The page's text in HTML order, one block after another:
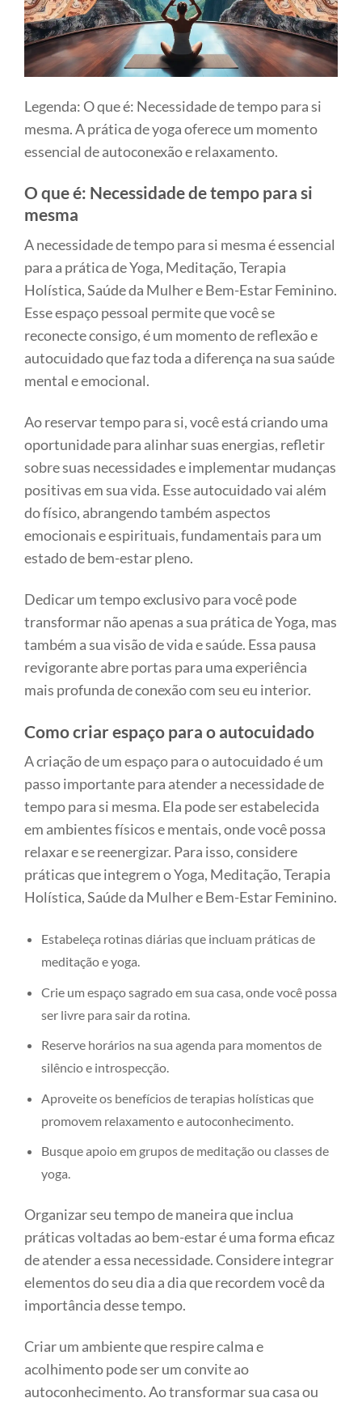
Legenda: O que é: Necessidade de tempo para si
mesma. A prática de yoga oferece um momento
essencial de autoconexão e relaxamento.
O que é: Necessidade de tempo para si
mesma
A necessidade de tempo para si mesma é essencial
para a prática de Yoga, Meditação, Terapia
Holística, Saúde da Mulher e Bem-Estar Feminino.
Esse espaço pessoal permite que você se
reconecte consigo, é um momento de reflexão e
autocuidado que faz toda a diferença na sua saúde
mental e emocional.
Ao reservar tempo para si, você está criando uma
oportunidade para alinhar suas energias, refletir
sobre suas necessidades e implementar mudanças
positivas em sua vida. Esse autocuidado vai além
do físico, abrangendo também aspectos
emocionais e espirituais, fundamentais para um
estado de bem-estar pleno.
Dedicar um tempo exclusivo para você pode
transformar não apenas a sua prática de Yoga, mas
também a sua visão de vida e saúde. Essa pausa
revigorante abre portas para uma experiência
mais profunda de conexão com seu eu interior.
Como criar espaço para o autocuidado
A criação de um espaço para o autocuidado é um
passo importante para atender a necessidade de
tempo para si mesma. Ela pode ser estabelecida
em ambientes físicos e mentais, onde você possa
relaxar e se reenergizar. Para isso, considere
práticas que integrem o Yoga, Meditação, Terapia
Holística, Saúde da Mulher e Bem-Estar Feminino.
Estabeleça rotinas diárias que incluam práticas de
meditação e yoga.
Crie um espaço sagrado em sua casa, onde você possa
ser livre para sair da rotina.
Reserve horários na sua agenda para momentos de
silêncio e introspecção.
Aproveite os benefícios de terapias holísticas que
promovem relaxamento e autoconhecimento.
Busque apoio em grupos de meditação ou classes de
yoga.
Organizar seu tempo de maneira que inclua
práticas voltadas ao bem-estar é uma forma eficaz
de atender a essa necessidade. Considere integrar
elementos do seu dia a dia que recordem você da
importância desse tempo.
Criar um ambiente que respire calma e
acolhimento pode ser um convite ao
autoconhecimento. Ao transformar sua casa ou